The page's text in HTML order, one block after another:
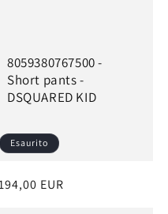
8059380767500 -
Short pants -
DSQUARED KID
Esaurito
EUR